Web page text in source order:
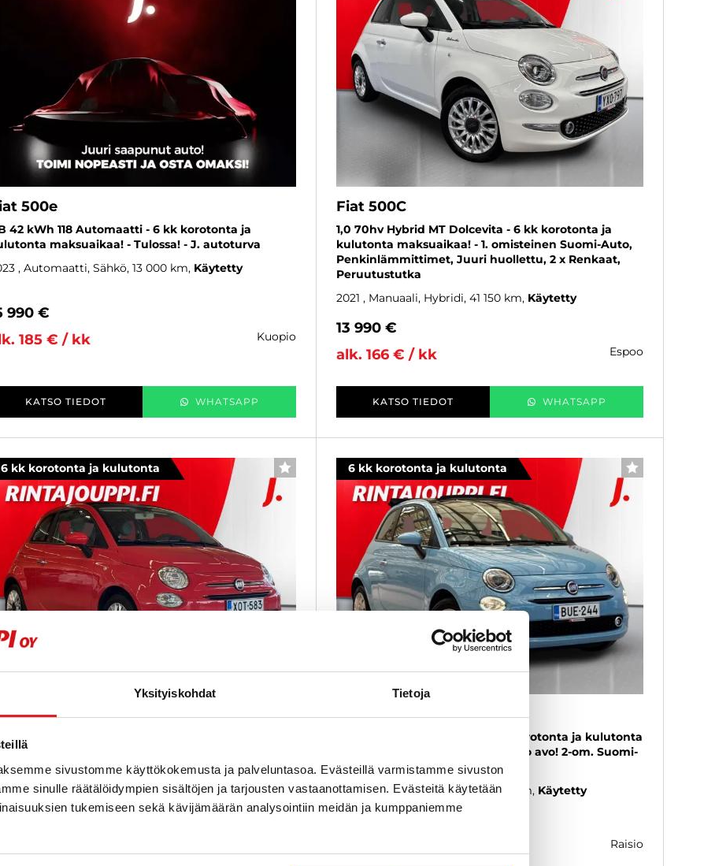
Yksityiskohdat Tietoja
sivustomme käyttökokemusta ja palveluntasoa. Evästeillä varmistamme sivuston
sinulle räätälöidympien sisältöjen ja tarjousten vastaanottamisen. Evästeitä käytetään
tukemiseen sekä kävijämäärän analysointiin meidän ja kumppaniemme
500e
42 kWh 118 Automaatti - 6 kk korotonta ja
maksuaikaa! - Tulossa! - J. autoturva
, Automaatti, Sähkö, 13 000 km Käytetty
990 €
185 € / kk
kuopio
KATSO TIEDOT WHATSAPP
Fiat 500C
1,0 70hv Hybrid MT Dolcevita - 6 kk korotonta ja
kulutonta maksuaikaa! - 1. omisteinen Suomi-Auto,
Penkinlämmittimet, Juuri huollettu, 2 x Renkaat,
Peruutustutka
2021 , Manuaali, Hybridi, 41 150 km Käytetty
13 990 €
alk. 166 € / kk
espoo
KATSO TIEDOT WHATSAPP
6 kk korotonta ja kulutonta SUOSIKKI
500C
69hv PopStar Start&Stop - 6 kk korotonta ja
maksuaikaa! - Siisti pikku fiat , avattavalla
. Vain 29tkm ajettu! - J. autoturva
, Manuaali, Bensiini, 29 120 km Käytetty
6 kk korotonta ja kulutonta SUOSIKKI
Fiat 500C
1,2 69hv Pop Start&Stop - 6 kk korotonta ja kulutonta
maksuaikaa! - Vähän ajettu hieno avo! 2-om. Suomi-
auto, Vakkari yms. - J. autoturva
2017 , Manuaali, Bensiini, 38 000 km Käytetty
raisio